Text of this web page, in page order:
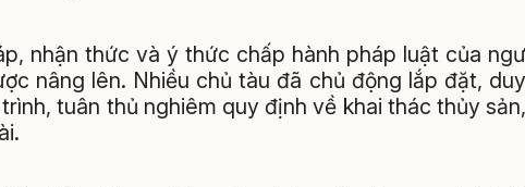
nhận thức và ý thức chấp hành pháp luật của ngư
nâng lên. Nhiều chủ tàu đã chủ động lắp đặt, duy
tuân thủ nghiêm quy định về khai thác thủy sản,